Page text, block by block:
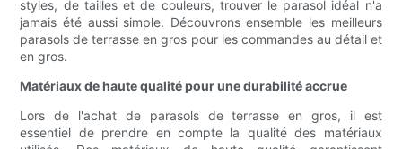
styles, de tailles et de couleurs, trouver le parasol idéal n'a
jamais été aussi simple. Découvrons ensemble les meilleurs
parasols de terrasse en gros pour les commandes au détail et
en gros.
Matériaux de haute qualité pour une durabilité accrue
Lors de l'achat de parasols de terrasse en gros, il est
essentiel de prendre en compte la qualité des matériaux